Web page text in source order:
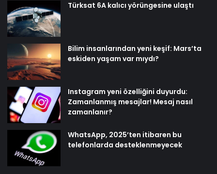
Türksat 6A kalıcı yörüngesine ulaştı
Bilim insanlarından yeni keşif: Mars’ta
eskiden yaşam var mıydı?
Instagram yeni özelliğini duyurdu:
Zamanlanmış mesajlar! Mesaj nasıl
zamanlanır?
WhatsApp, 2025’ten itibaren bu
telefonlarda desteklenmeyecek